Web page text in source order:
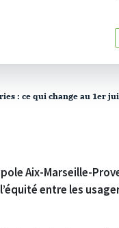
: ce qui change au 1er
Aix-Marseille-
entre les